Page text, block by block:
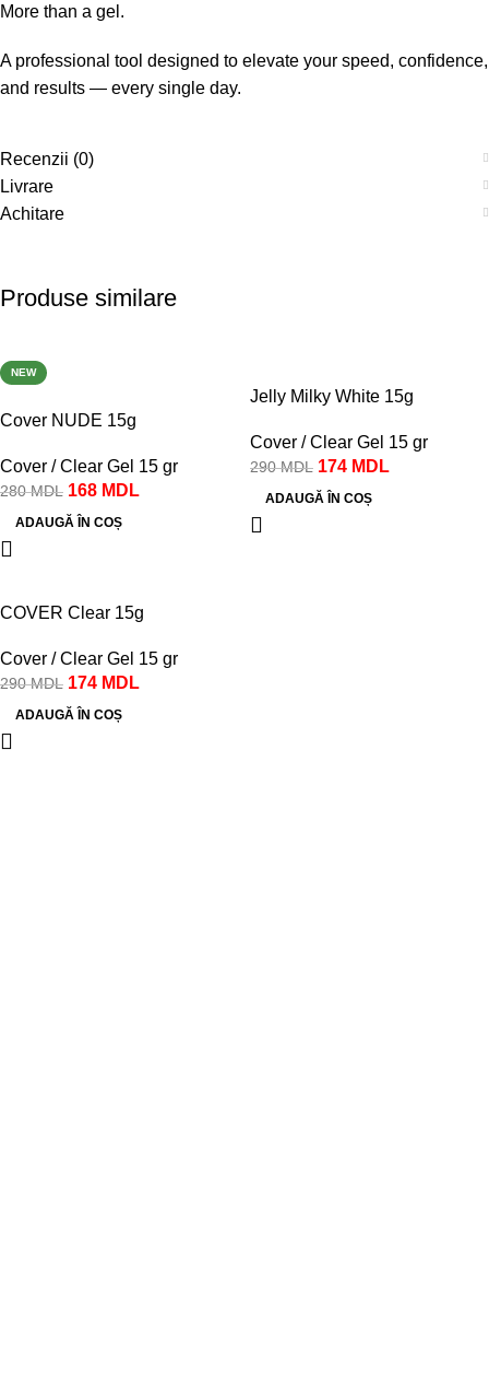
More than a gel.
A professional tool designed to elevate your speed, confidence,
and results — every single day.
Recenzii (0)
Livrare
Achitare
Produse similare
NEW
Cover NUDE 15g
Cover / Clear Gel 15 gr
280MDL 168 MDL
ADAUGĂ ÎN COȘ
Jelly Milky White 15g
Cover / Clear Gel 15 gr
290MDL 174 MDL
ADAUGĂ ÎN COȘ
COVER Clear 15g
Cover / Clear Gel 15 gr
290MDL 174 MDL
ADAUGĂ ÎN COȘ